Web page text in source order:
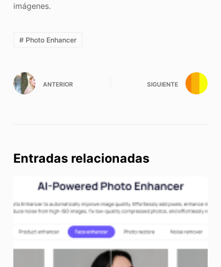
imágenes.
# Photo Enhancer
ANTERIOR SIGUIENTE
Entradas relacionadas